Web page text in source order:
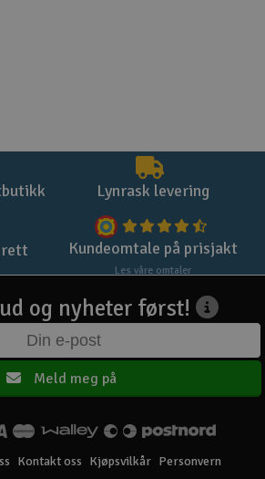
Lynrask levering
Kundeomtale på prisjakt
Les våre omtaler
og nyheter først!
Meld meg på
Kontakt oss Kjøpsvilkår Personvern